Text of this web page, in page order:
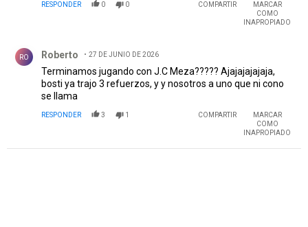
RESPONDER 0 0 COMPARTIR
MARCAR
COMO
INAPROPIADO
RO Roberto 27 DE JUNIO DE 2026
Terminamos jugando con J.C Meza????? Ajajajajajaja,
bosti ya trajo 3 refuerzos, y y nosotros a uno que ni cono
se llama
RESPONDER 3 1 COMPARTIR
MARCAR
COMO
INAPROPIADO